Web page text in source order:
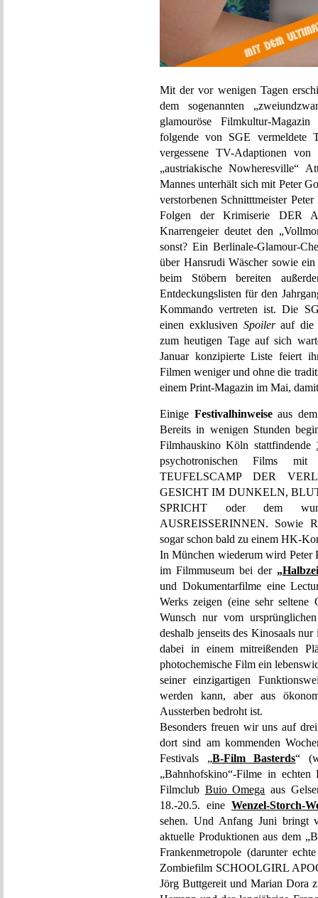
Mit der vor wenigen Tagen
dem sogenannten
glamouröse Filmkultur-
folgende von SGE vermeldete
vergessene TV-Adaptionen
„austriakische Nowheresville“
Mannes unterhält sich mit Peter
verstorbenen Schnitttmeister
Folgen der Krimiserie DER
Knarrengeier deutet den
sonst? Ein Berlinale-Glamour-
über Hansrudi Wäscher sowie
beim Stöbern bereiten
Entdeckungslisten für den
Kommando vertreten ist. Die
einen exklusiven Spoilerauf die
zum heutigen Tage auf sich
Januar konzipierte Liste feiert
Filmen weniger und ohne die
einem Print-Magazin im Mai,
Einige Festivalhinweiseaus dem
Bereits in wenigen Stunden
Filmhauskino Köln stattfindende
psychotronischen Films
TEUFELSCAMP DER
GESICHT IM DUNKELN,
SPRICHT oder dem
AUSREISSERINNEN. Sowie
sogar schon bald zu einem HK-
In München wiederum wird Peter
im Filmmuseum bei der
und Dokumentarfilme eine
Werks zeigen (eine sehr seltene
Wunsch nur vom
deshalb jenseits des Kinosaals
dabei in einem mitreißenden
photochemische Film ein
seiner einzigartigen
werden kann, aber aus
Aussterben bedroht ist.
Besonders freuen wir uns auf
dort sind am kommenden
Festivals „B-Film Basterds“
„Bahnhofskino“-Filme in
Filmclub Buio Omega aus
18.-20.5. eine Wenzel-Storch-
sehen. Und Anfang Juni bringt
aktuelle Produktionen aus dem
Frankenmetropole (darunter
Zombiefilm SCHOOLGIRL
Jörg Buttgereit und Marian Dora